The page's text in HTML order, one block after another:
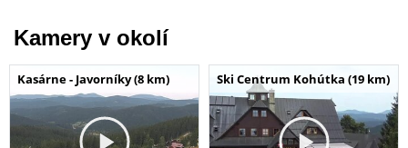
Kamery v okolí
Kasárne - Javorníky (8 km) Ski Centrum Kohútka (19 km)